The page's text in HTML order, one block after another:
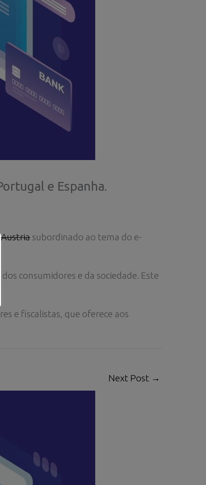
e Espanha.
subordinado ao tema do e-
consumidores e da sociedade. Este
e fiscalistas, que oferece aos
Next Post →